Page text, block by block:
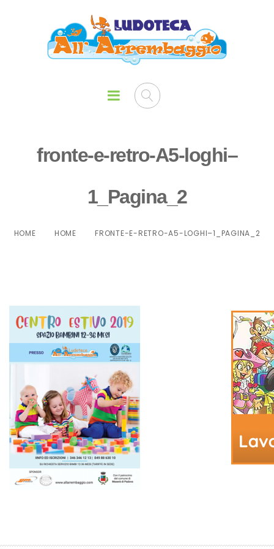
fronte-e-retro-A5-loghi–
1_Pagina_2
HOME HOME FRONTE-E-RETRO-A5-LOGHI–1_PAGINA_2